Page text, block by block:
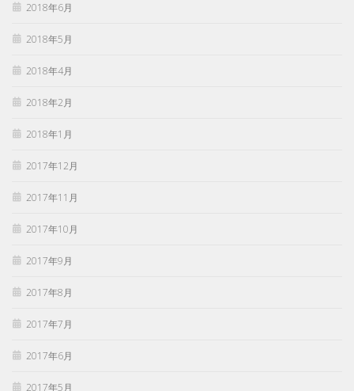
2018年6月
2018年5月
2018年4月
2018年2月
2018年1月
2017年12月
2017年11月
2017年10月
2017年9月
2017年8月
2017年7月
2017年6月
2017年5月